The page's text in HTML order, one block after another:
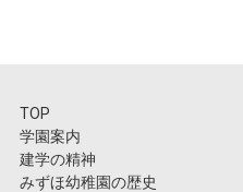
TOP
学園案内
建学の精神
みずほ幼稚園の歴史